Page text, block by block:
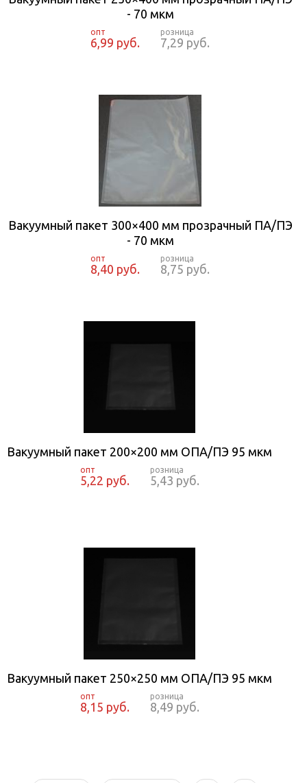
- 70 мкм
6,99 руб. 7,29 руб.
Вакуумный пакет 300×400 мм прозрачный ПА/ПЭ
- 70 мкм
8,40 руб. 8,75 руб.
Вакуумный пакет 200×200 мм ОПА/ПЭ 95 мкм
5,22 руб. 5,43 руб.
Вакуумный пакет 250×250 мм ОПА/ПЭ 95 мкм
8,15 руб. 8,49 руб.